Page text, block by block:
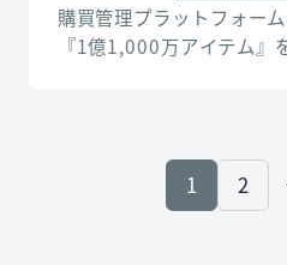
購買管理プラットフォー
『1億1,000万アイテム』
1 2